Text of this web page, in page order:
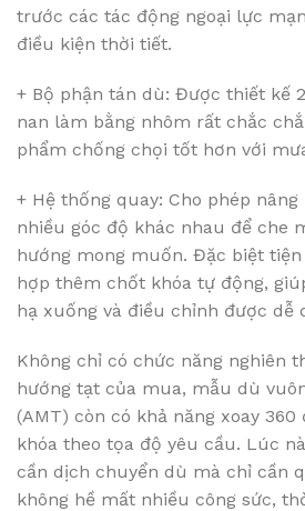
trước các tác động ngoại lực
điều kiện thời tiết.
+ Bộ phận tán dù: Được thiết kế
nan làm bằng nhôm rất chắc
phẩm chống chọi tốt hơn với
+ Hệ thống quay: Cho phép
nhiều góc độ khác nhau để che
hướng mong muốn. Đặc biệt
hợp thêm chốt khóa tự động,
hạ xuống và điều chỉnh được dễ
Không chỉ có chức năng nghiên
hướng tạt của mua, mẫu dù
(AMT) còn có khả năng xoay
khóa theo tọa độ yêu cầu. Lúc
cần dịch chuyển dù mà chỉ cần
không hề mất nhiều công sức,